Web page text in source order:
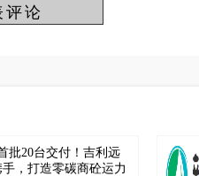
批20台交付！吉利远
，打造零碳商砼运力